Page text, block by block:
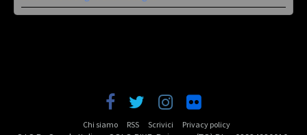
Chi siamo RSS Scrivici Privacy policy